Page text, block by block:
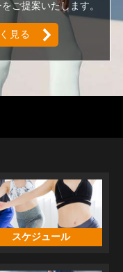
ご提案いたします。
見る
スケジュール